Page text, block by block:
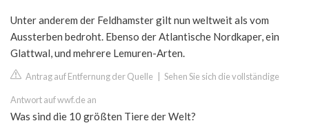
Unter anderem der Feldhamster gilt nun weltweit als vom
Aussterben bedroht. Ebenso der Atlantische Nordkaper, ein
Glattwal, und mehrere Lemuren-Arten.
Antrag auf Entfernung der Quelle Sehen Sie sich die vollständige
Antwort auf wwf.de an
Was sind die 10 größten Tiere der Welt?